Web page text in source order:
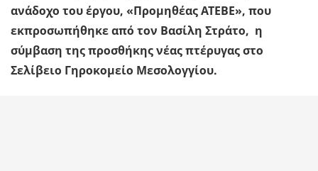
ανάδοχο του έργου, «Προμηθέας ΑΤΕΒΕ», που
εκπροσωπήθηκε από τον Βασίλη Στράτο, η
σύμβαση της προσθήκης νέας πτέρυγας στο
Σελίβειο Γηροκομείο Μεσολογγίου.